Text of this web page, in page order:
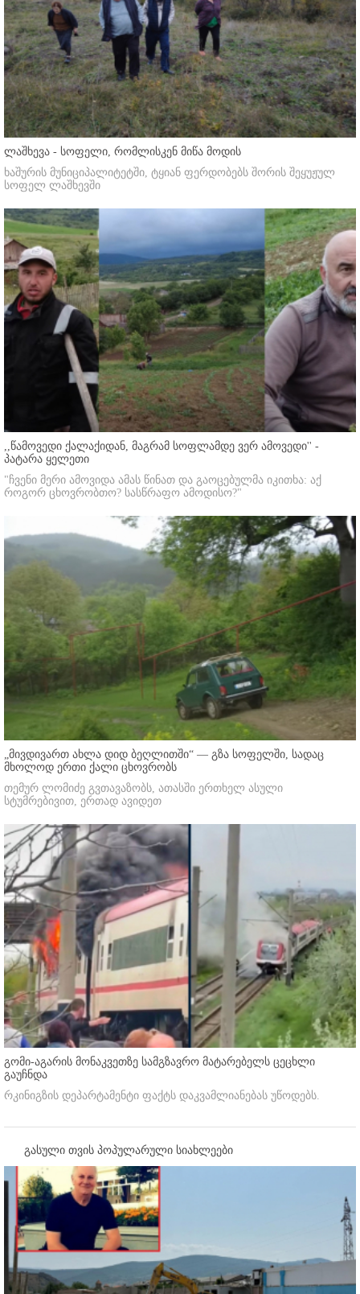
ლაშხევა - სოფელი, რომლისკენ მიწა მოდის
ხაშურის მუნიციპალიტეტში, ტყიან ფერდობებს შორის შეყუჟულ
სოფელ ლაშხევში
,,წამოვედი ქალაქიდან, მაგრამ სოფლამდე ვერ ამოვედი'' -
პატარა ყელეთი
"ჩვენი მერი ამოვიდა ამას წინათ და გაოცებულმა იკითხა: აქ
როგორ ცხოვრობთო? სასწრაფო ამოდისო?"
„მივდივართ ახლა დიდ ბეღლითში“ — გზა სოფელში, სადაც
მხოლოდ ერთი ქალი ცხოვრობს
თემურ ლომიძე გვთავაზობს, ათასში ერთხელ ასული
სტუმრებივით, ერთად ავიდეთ
გომი-აგარის მონაკვეთზე სამგზავრო მატარებელს ცეცხლი
გაუჩნდა
რკინიგზის დეპარტამენტი ფაქტს დაკვამლიანებას უწოდებს.
გასული თვის პოპულარული სიახლეები